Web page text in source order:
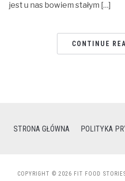
jest u nas bowiem stałym […]
CONTINUE
STRONA GŁÓWNA POLITYKA
COPYRIGHT © 2026 FIT FOOD